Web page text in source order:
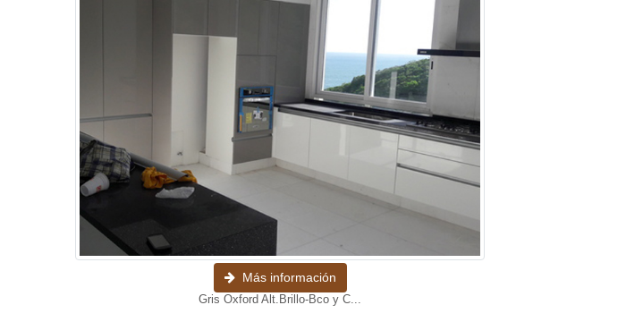
Más información
Gris Oxford Alt.Brillo-Bco y C...